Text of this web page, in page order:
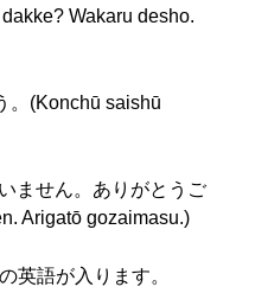
Wakaru desho.
。(Konchū saishū
ません。ありがとうご
Arigatō gozaimasu.)
英語が入ります。